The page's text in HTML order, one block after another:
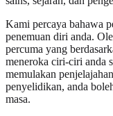
Kami percaya bahawa
penemuan diri anda.
percuma yang
meneroka ciri-ciri anda
memulakan
penyelidikan, anda
masa.